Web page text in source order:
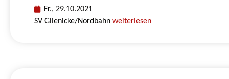
Fr., 29.10.2021
SV Glienicke/Nordbahnweiterlesen